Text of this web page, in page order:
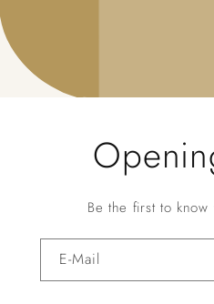
Be the first to
E-Mail